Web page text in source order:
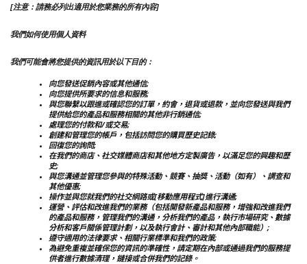
[注意：請務必列出適用於您業務的所有內容]
我們如何使用個人資料
我們可能會將您提供的資訊用於以下目的：
向您發送促銷內容或其他通信;
向您提供所要求的信息和服務;
與您聯繫以跟進或確認您的訂單，約會，退貨或退款，並向您發送與我們
提供給您的產品和服務相關的其他非行銷通信;
處理您的付款和/或交易;
創建和管理您的帳戶，包括訪問您的購買歷史記錄;
回復您的詢問;
在我們的商店、社交媒體商店和其他地方定製廣告，以滿足您的興趣和歷
史;
與您溝通並管理您參與的特殊活動、競賽、抽獎、活動（如有）、調查和
其他優惠;
操作並與您就我們的社交網路或[移動應用程式]進行溝通;
運營、評估和改進我們的業務（包括開發新產品和服務，增強和改進我們
的產品和服務，管理我們的溝通，分析我們的產品，執行市場研究、數據
分析和客戶關係管理計劃，以及執行會計、審計和其他內部職能）;
遵守適用的法律要求、相關行業標準和我們的政策;
為避免重複並確保您的資訊的準確性，請定期在內部或通過我們的服務提
供者進行數據清理，鏈接或合併我們的記錄。